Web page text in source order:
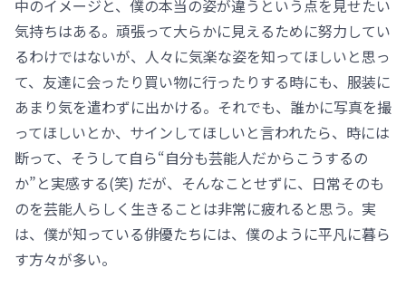
中のイメージと、僕の本当の姿が違うという点を見せたい
気持ちはある。頑張って大らかに見えるために努力してい
るわけではないが、人々に気楽な姿を知ってほしいと思っ
て、友達に会ったり買い物に行ったりする時にも、服装に
あまり気を遣わずに出かける。それでも、誰かに写真を撮
ってほしいとか、サインしてほしいと言われたら、時には
断って、そうして自ら“自分も芸能人だからこうするの
か”と実感する(笑) だが、そんなことせずに、日常そのも
のを芸能人らしく生きることは非常に疲れると思う。実
は、僕が知っている俳優たちには、僕のように平凡に暮ら
す方々が多い。